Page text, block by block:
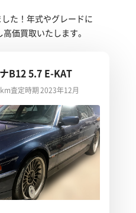
た！年式やグレードに
価買取いたします。
B12 5.7 E-KAT
査定時期 2023年12月